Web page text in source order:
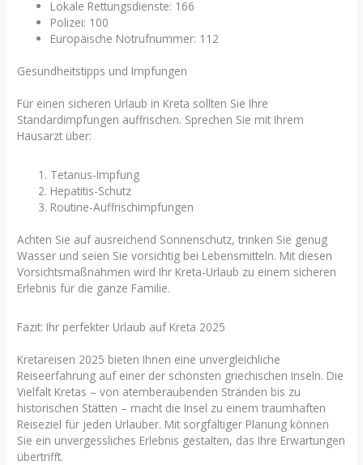
Lokale Rettungsdienste: 166
Polizei: 100
Europäische Notrufnummer: 112
Gesundheitstipps und Impfungen
Für einen sicheren Urlaub in Kreta sollten Sie Ihre
Standardimpfungen auffrischen. Sprechen Sie mit Ihrem
Hausarzt über:
Tetanus-Impfung
Hepatitis-Schutz
Routine-Auffrischimpfungen
Achten Sie auf ausreichend Sonnenschutz, trinken Sie genug
Wasser und seien Sie vorsichtig bei Lebensmitteln. Mit diesen
Vorsichtsmaßnahmen wird Ihr Kreta-Urlaub zu einem sicheren
Erlebnis für die ganze Familie.
Fazit: Ihr perfekter Urlaub auf Kreta 2025
Kretareisen 2025 bieten Ihnen eine unvergleichliche
Reiseerfahrung auf einer der schönsten griechischen Inseln. Die
Vielfalt Kretas – von atemberaubenden Stränden bis zu
historischen Stätten – macht die Insel zu einem traumhaften
Reiseziel für jeden Urlauber. Mit sorgfältiger Planung können
Sie ein unvergessliches Erlebnis gestalten, das Ihre Erwartungen
übertrifft.